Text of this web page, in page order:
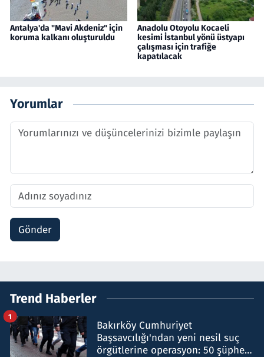
Antalya'da "Mavi Akdeniz" için
koruma kalkanı oluşturuldu
Anadolu Otoyolu Kocaeli
kesimi İstanbul yönü üstyapı
çalışması için trafiğe
kapatılacak
Yorumlar
Gönder
Trend Haberler
Bakırköy Cumhuriyet
Başsavcılığı'ndan yeni nesil suç
örgütlerine operasyon: 50 şüpheli
1